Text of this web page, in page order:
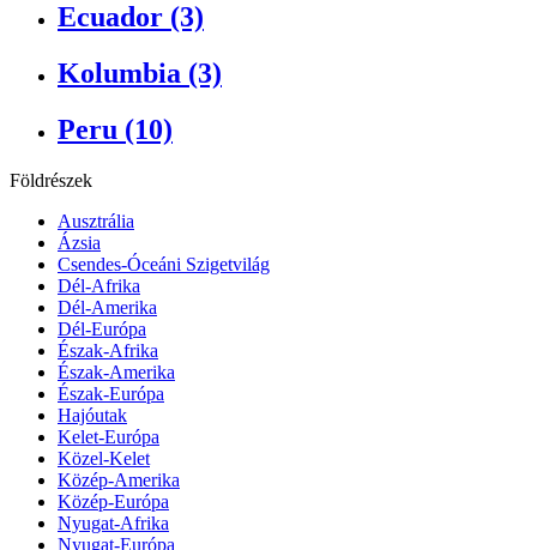
Ecuador (3)
Kolumbia (3)
Peru (10)
Földrészek
Ausztrália
Ázsia
Csendes-Óceáni Szigetvilág
Dél-Afrika
Dél-Amerika
Dél-Európa
Észak-Afrika
Észak-Amerika
Észak-Európa
Hajóutak
Kelet-Európa
Közel-Kelet
Közép-Amerika
Közép-Európa
Nyugat-Afrika
Nyugat-Európa